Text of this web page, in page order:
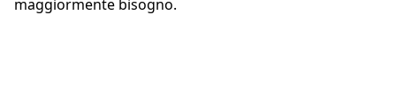
maggiormente bisogno.